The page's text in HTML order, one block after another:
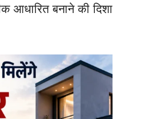
आधारित बनाने की दिशा